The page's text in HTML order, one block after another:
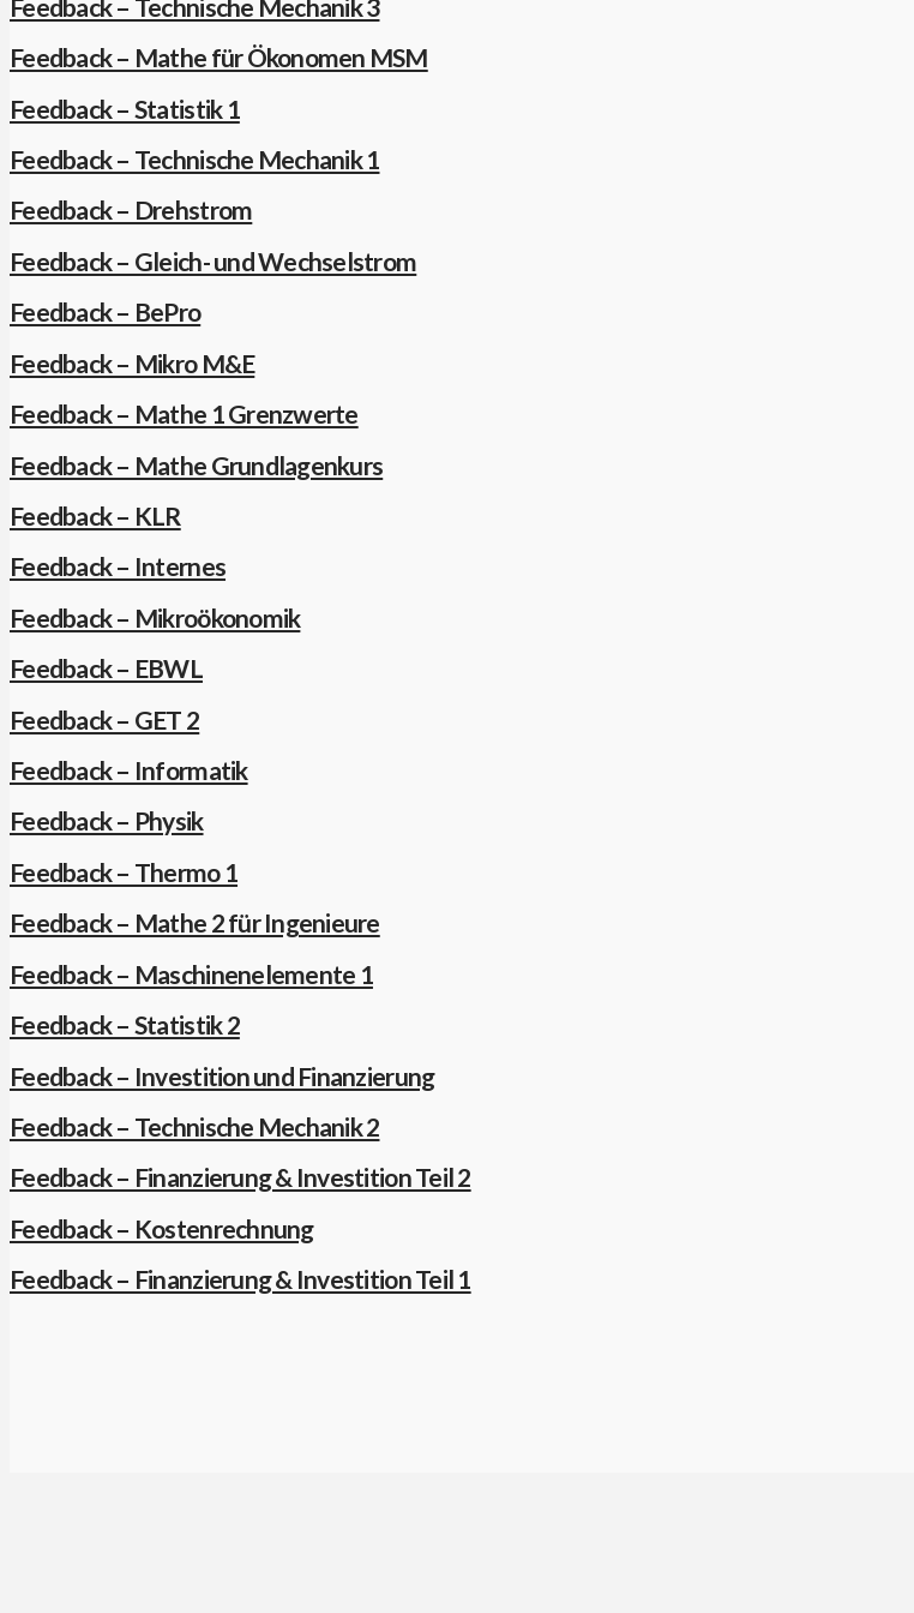
Feedback – Technische Mechanik 3
Feedback – Mathe für Ökonomen MSM
Feedback – Statistik 1
Feedback – Technische Mechanik 1
Feedback – Drehstrom
Feedback – Gleich- und Wechselstrom
Feedback – BePro
Feedback – Mikro M&E
Feedback – Mathe 1 Grenzwerte
Feedback – Mathe Grundlagenkurs
Feedback – KLR
Feedback – Internes
Feedback – Mikroökonomik
Feedback – EBWL
Feedback – GET 2
Feedback – Informatik
Feedback – Physik
Feedback – Thermo 1
Feedback – Mathe 2 für Ingenieure
Feedback – Maschinenelemente 1
Feedback – Statistik 2
Feedback – Investition und Finanzierung
Feedback – Technische Mechanik 2
Feedback – Finanzierung & Investition Teil 2
Feedback – Kostenrechnung
Feedback – Finanzierung & Investition Teil 1